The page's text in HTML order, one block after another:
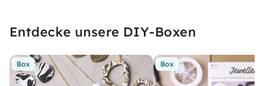
Entdecke unsere DIY-Boxen
Box Box